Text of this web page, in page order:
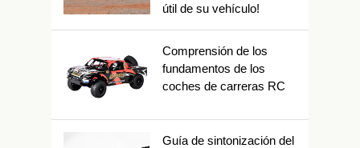
útil de su vehículo!
Comprensión de los
fundamentos de los
coches de carreras RC
Guía de sintonización del